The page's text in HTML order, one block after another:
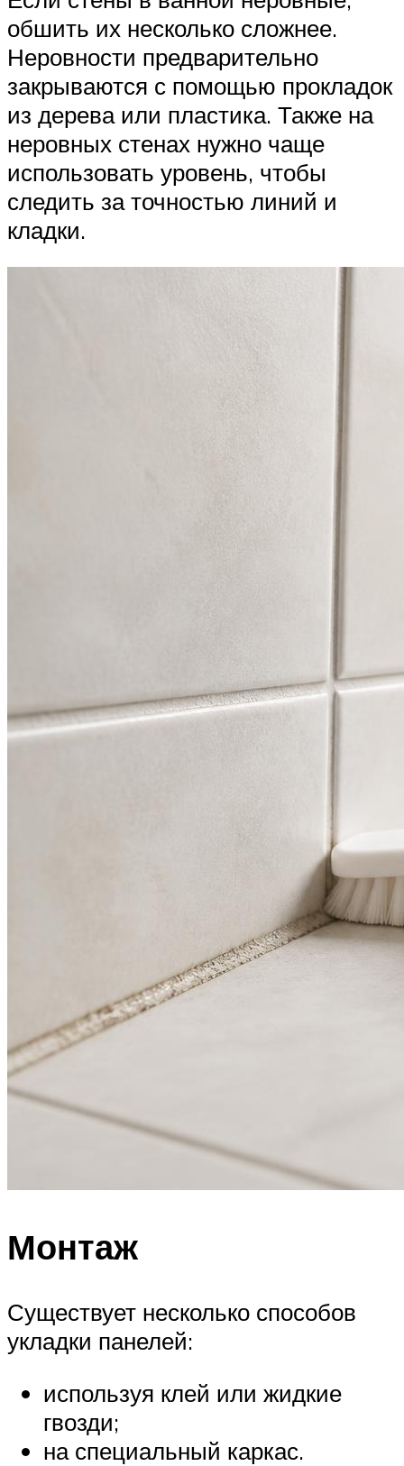
обшить их несколько сложнее.
Неровности предварительно
закрываются с помощью прокладок
из дерева или пластика. Также на
неровных стенах нужно чаще
использовать уровень, чтобы
следить за точностью линий и
кладки.
Монтаж
Существует несколько способов
укладки панелей:
используя клей или жидкие
гвозди;
на специальный каркас.